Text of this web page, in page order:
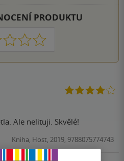
PRODUKTU
4 5
Ale nelituji. Skvělé!
Kniha, Host, 2019, 9788075774743